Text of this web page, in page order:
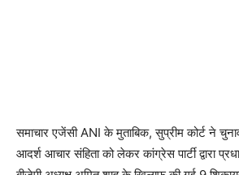
समाचार एजेंसी ANI के मुताबिक, सुप्रीम कोर्ट ने
आदर्श आचार संहिता को लेकर कांग्रेस पार्टी द्वारा